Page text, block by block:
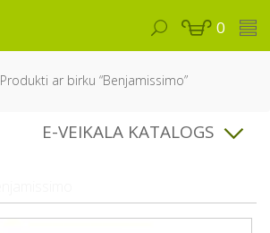
0
Produkti ar birku “Benjamissimo”
E-VEIKALA KATALOGS